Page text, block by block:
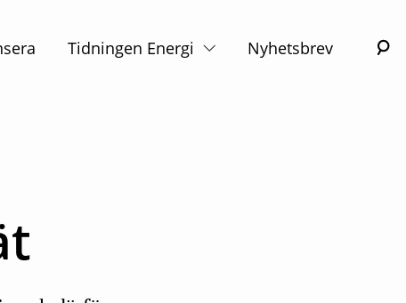
Tidningen Energi Nyhetsbrev